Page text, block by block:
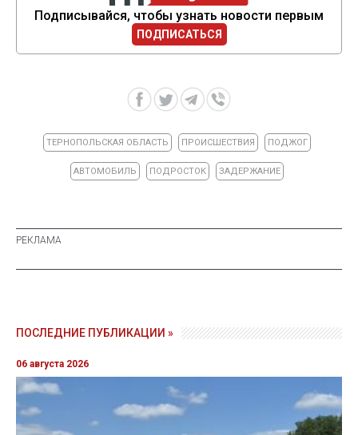
Подписывайся, чтобы узнать новости первым
ПОДПИСАТЬСЯ
ТЕРНОПОЛЬСКАЯ ОБЛАСТЬ ПРОИСШЕСТВИЯ ПОДЖОГ
АВТОМОБИЛЬ ПОДРОСТОК ЗАДЕРЖАНИЕ
ПОСЛЕДНИЕ ПУБЛИКАЦИИ »
06 августа 2026